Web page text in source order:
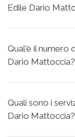
Edile Dario
Qual'è il numero
Dario Mattoccia?
Quali sono i
Dario Mattoccia?